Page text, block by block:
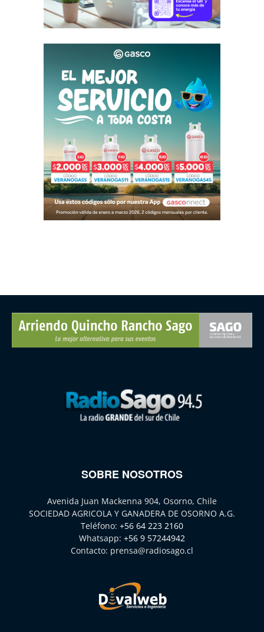
SOBRE NOSOTROS
Avenida Juan Mackenna 904, Osorno, Chile
SOCIEDAD AGRICOLA Y GANADERA DE OSORNO A.G.
Teléfono: +56 64 223 2160
Whatsapp: +56 9 57244942
Contacto: prensa@radiosago.cl